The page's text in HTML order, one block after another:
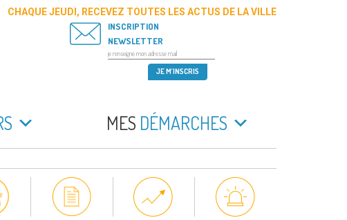
CHAQUE JEUDI, RECEVEZ TOUTES LES ACTUS DE LA VILLE
INSCRIPTION
NEWSLETTER
MES DÉMARCHES